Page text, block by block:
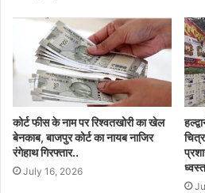
कोर्ट फीस के नाम पर रिश्वतखोरी का खेल
बेनकाब, बाजपुर कोर्ट का नायब नाजिर
रंगेहाथ गिरफ्तार..
July 16, 2026